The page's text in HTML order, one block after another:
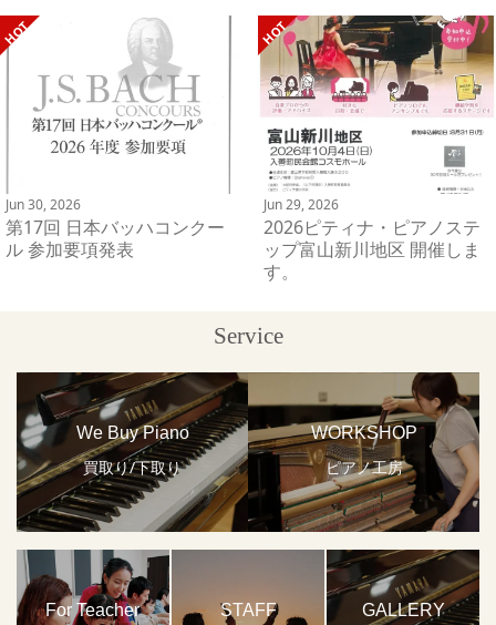
Jun 30, 2026
第17回 日本バッハコンクー
ル 参加要項発表
Jun 29, 2026
2026ピティナ・ピアノステ
ップ富山新川地区 開催しま
す。
Service
We Buy Piano
買取り/下取り
WORKSHOP
ピアノ工房
For Teacher STAFF GALLERY